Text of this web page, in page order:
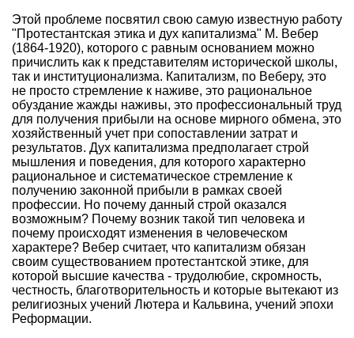
Этой проблеме посвятил свою самую известную работу
"Протестантская этика и дух капитализма" М. Вебер
(1864-1920), которого с равным основанием можно
причислить как к представителям исторической школы,
так и институционализма. Капитализм, по Веберу, это
не просто стремление к наживе, это рациональное
обуздание жажды наживы, это профессиональный труд
для получения прибыли на основе мирного обмена, это
хозяйственный учет при сопоставлении затрат и
результатов. Дух капитализма предполагает строй
мышления и поведения, для которого характерно
рациональное и систематическое стремление к
получению законной прибыли в рамках своей
профессии. Но почему данный строй оказался
возможным? Почему возник такой тип человека и
почему происходят изменения в человеческом
характере? Вебер считает, что капитализм обязан
своим существованием протестантской этике, для
которой высшие качества - трудолюбие, скромность,
честность, благотворительность и которые вытекают из
религиозных учений Лютера и Кальвина, учений эпохи
Реформации.